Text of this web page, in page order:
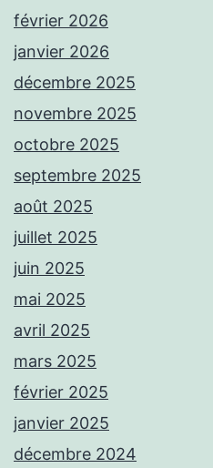
février 2026
janvier 2026
décembre 2025
novembre 2025
octobre 2025
septembre 2025
août 2025
juillet 2025
juin 2025
mai 2025
avril 2025
mars 2025
février 2025
janvier 2025
décembre 2024